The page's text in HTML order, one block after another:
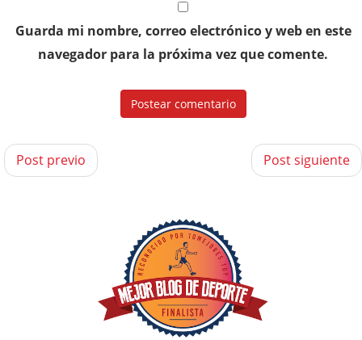
Guarda mi nombre, correo electrónico y web en este
navegador para la próxima vez que comente.
Post previo Post siguiente